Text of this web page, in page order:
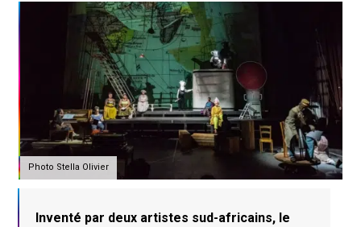
Photo Stella Olivier
Inventé par deux artistes sud-africains, le